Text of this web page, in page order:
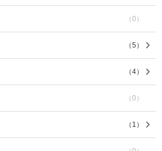
（0 ）
（5 ）
（4）
（0 ）
（ 1 ）